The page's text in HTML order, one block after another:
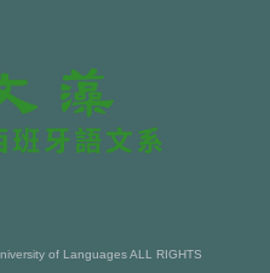
of Languages ALL RIGHTS